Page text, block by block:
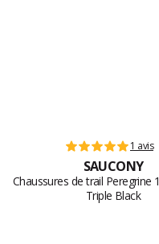
1 avis
SAUCONY
Chaussures de trail Peregrine
Triple Black